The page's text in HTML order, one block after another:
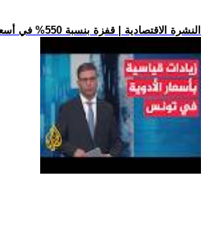
.. النشرة الاقتصادية | قفزة بنسبة 550% في أسعار الأدوية بتونس و